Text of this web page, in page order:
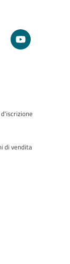
di vendita